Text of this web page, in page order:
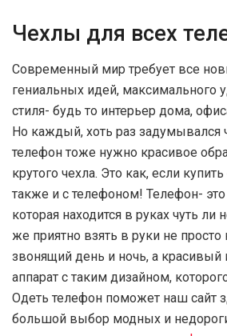
Чехлы для всех
Современный мир требует все
гениальных идей, максимального
стиля- будь то интерьер дома,
Но каждый, хоть раз задумывался
телефон тоже нужно красивое
крутого чехла. Это как, если
также и с телефоном! Телефон-
которая находится в руках чуть
же приятно взять в руки не просто
звонящий день и ночь, а красивый
аппарат с таким дизайном,
Одеть телефон поможет наш сайт
большой выбор модных и